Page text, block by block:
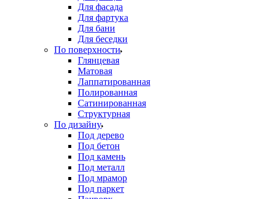
Для фасада
Для фартука
Для бани
Для беседки
По поверхности
Глянцевая
Матовая
Лаппатированная
Полированная
Сатинированная
Структурная
По дизайну
Под дерево
Под бетон
Под камень
Под металл
Под мрамор
Под паркет